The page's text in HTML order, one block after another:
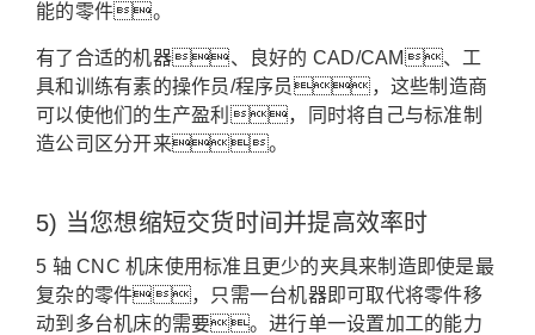
能的零件。
有了合适的机器、良好的 CAD/CAM、工
具和训练有素的操作员/程序员，这些制造商
可以使他们的生产盈利，同时将自己与标准制
造公司区分开来。
5) 当您想缩短交货时间并提高效率时
5 轴 CNC 机床使用标准且更少的夹具来制造即使是最
复杂的零件，只需一台机器即可取代将零件移
动到多台机床的需要。 进行单一设置加工的能力